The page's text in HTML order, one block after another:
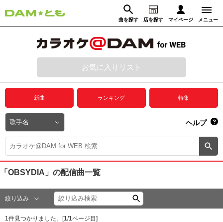
曲を探す 店を探す マイページ メニュー
動画からさがす 録音からさがす
ログイン
プレミアムサービス
DAM★とも動画
DAM★とも録音
カラオケ＠DAM
ユーザー検索
お気に入りリスト
新曲 ランキング 特集
ヘルプ
「OBSYDIA」 の配信曲一覧
絞り込み
1 件見つかりました。[1 /1 ページ目]